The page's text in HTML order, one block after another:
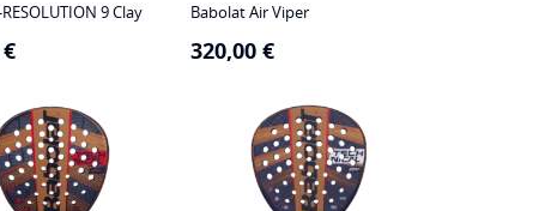
9 Clay
€
Babolat Air Viper
320,00 €